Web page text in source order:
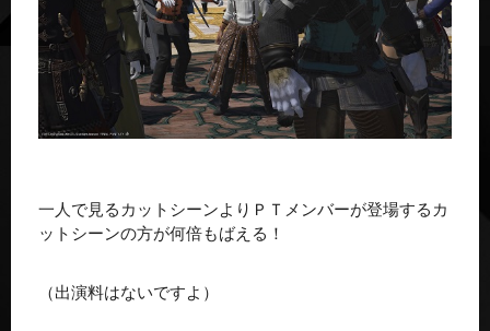
一人で見るカットシーンよりＰＴメンバーが登場するカ
ットシーンの方が何倍もばえる！
（出演料はないですよ）